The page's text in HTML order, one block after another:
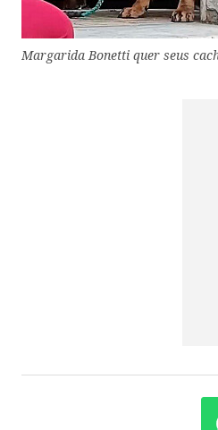
Margarida Bonetti quer seus